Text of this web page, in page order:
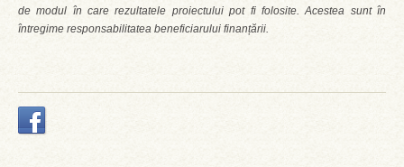
de modul în care rezultatele proiectului pot fi folosite. Acestea sunt în
întregime responsabilitatea beneficiarului finanțării.